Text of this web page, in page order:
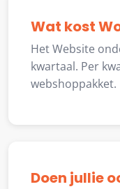
Wat kost
Het Website
kwartaal. Per
webshoppakket.
Doen jullie